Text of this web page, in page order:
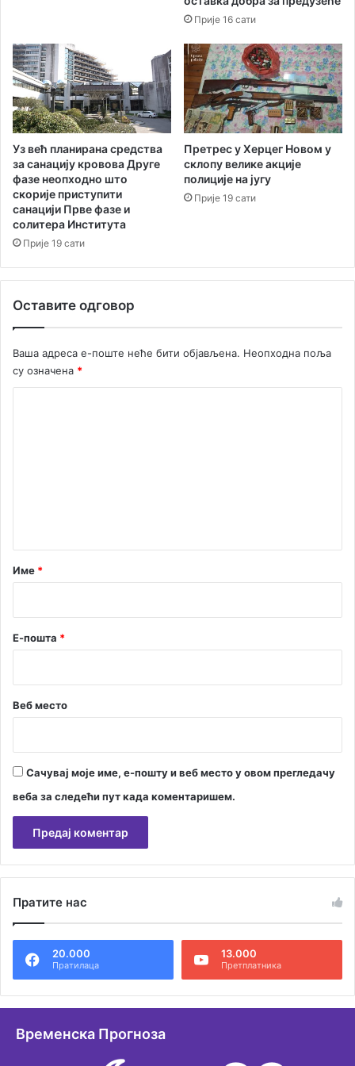
Прије 16 сати
Уз већ планирана средства
за санацију кровова Друге
фазе неопходно што
скорије приступити
санацији Прве фазе и
солитера Института
Прије 19 сати
Претрес у Херцег Новом у
склопу велике акције
полиције на југу
Прије 19 сати
Оставите одговор
Ваша адреса е-поште неће бити објављена. Неопходна поља
су означена *
р
Име *
Е-пошта *
Веб место
Сачувај моје име, е-пошту и веб место у овом прегледачу
веба за следећи пут када коментаришем.
т
н
т
Пратите нас
20.000
Пратилаца
13.000
Претплатника
Временска Прогноза